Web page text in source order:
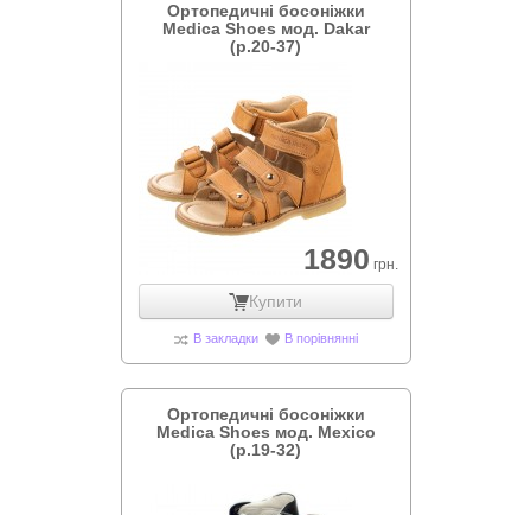
Ортопедичні босоніжки
Medica Shoes мод. Dakar
(р.20-37)
1890 грн.
Купити
В закладки В порівнянні
Ортопедичні босоніжки
Medica Shoes мод. Mexico
(р.19-32)